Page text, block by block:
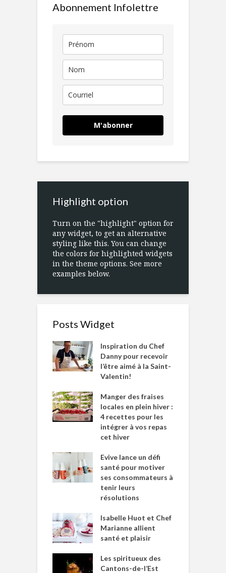
Abonnement Infolettre
M'abonner
Highlight option
Turn on the "highlight" option for
any widget, to get an alternative
styling like this. You can change
the colors for highlighted widgets
in the theme options. See more
examples below.
Posts Widget
Inspiration du Chef
Danny pour recevoir
l’être aimé à la Saint-
Valentin!
Manger des fraises
locales en plein hiver :
4 recettes pour les
intégrer à vos repas
cet hiver
Evive lance un défi
santé pour motiver
ses consommateurs à
tenir leurs
résolutions
Isabelle Huot et Chef
Marianne allient
santé et plaisir
Les spiritueux des
Cantons-de-l’Est